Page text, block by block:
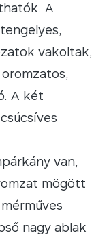
A
vakoltak,
A két
van,
mögött
nagy ablak